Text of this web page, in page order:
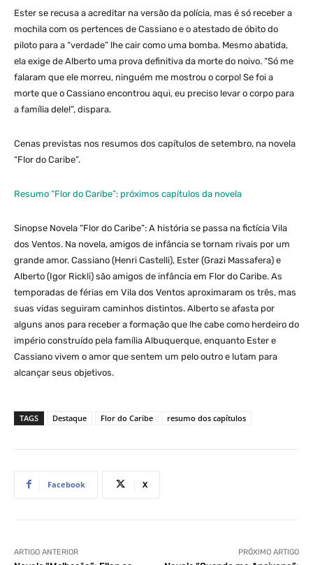
Ester se recusa a acreditar na versão da polícia, mas é só receber a
mochila com os pertences de Cassiano e o atestado de óbito do
piloto para a “verdade” lhe cair como uma bomba. Mesmo abatida,
ela exige de Alberto uma prova definitiva da morte do noivo. “Só me
falaram que ele morreu, ninguém me mostrou o corpo! Se foi a
morte que o Cassiano encontrou aqui, eu preciso levar o corpo para
a família dele!”, dispara.
Cenas previstas nos resumos dos capítulos de setembro, na novela
“Flor do Caribe”.
Resumo “Flor do Caribe”: próximos capítulos da novela
Sinopse Novela “Flor do Caribe”: A história se passa na fictícia Vila
dos Ventos. Na novela, amigos de infância se tornam rivais por um
grande amor. Cassiano (Henri Castelli), Ester (Grazi Massafera) e
Alberto (Igor Rickli) são amigos de infância em Flor do Caribe. As
temporadas de férias em Vila dos Ventos aproximaram os três, mas
suas vidas seguiram caminhos distintos. Alberto se afasta por
alguns anos para receber a formação que lhe cabe como herdeiro do
império construído pela família Albuquerque, enquanto Ester e
Cassiano vivem o amor que sentem um pelo outro e lutam para
alcançar seus objetivos.
TAGS Destaque Flor do Caribe resumo dos capítulos
Facebook X
ARTIGO ANTERIOR PRÓXIMO ARTIGO